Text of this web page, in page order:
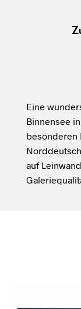
Eine
Binnensee
besonderen
auf